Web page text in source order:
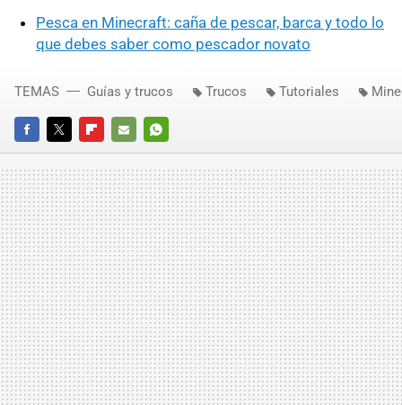
Pesca en Minecraft: caña de pescar, barca y todo lo
que debes saber como pescador novato
FACEBOOKTWITTERFLIPBOARD
E-
MAIL
WHATSAPP
TEMAS Guías y trucos Trucos Tutoriales